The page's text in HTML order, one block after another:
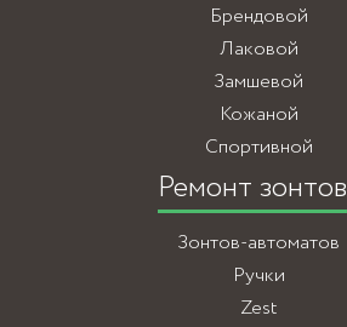
Брендовой
Лаковой
Замшевой
Кожаной
Спортивной
Ремонт зонтов
Зонтов-автоматов
Ручки
Zest